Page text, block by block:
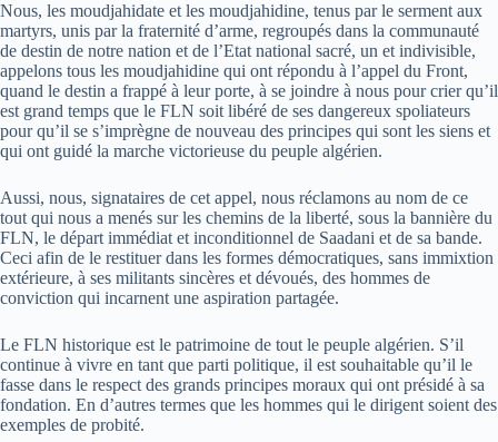
Nous, les moudjahidate et les moudjahidine, tenus par le serment aux
martyrs, unis par la fraternité d’arme, regroupés dans la communauté
de destin de notre nation et de l’Etat national sacré, un et indivisible,
appelons tous les moudjahidine qui ont répondu à l’appel du Front,
quand le destin a frappé à leur porte, à se joindre à nous pour crier qu’il
est grand temps que le FLN soit libéré de ses dangereux spoliateurs
pour qu’il se s’imprègne de nouveau des principes qui sont les siens et
qui ont guidé la marche victorieuse du peuple algérien.
Aussi, nous, signataires de cet appel, nous réclamons au nom de ce
tout qui nous a menés sur les chemins de la liberté, sous la bannière du
FLN, le départ immédiat et inconditionnel de Saadani et de sa bande.
Ceci afin de le restituer dans les formes démocratiques, sans immixtion
extérieure, à ses militants sincères et dévoués, des hommes de
conviction qui incarnent une aspiration partagée.
Le FLN historique est le patrimoine de tout le peuple algérien. S’il
continue à vivre en tant que parti politique, il est souhaitable qu’il le
fasse dans le respect des grands principes moraux qui ont présidé à sa
fondation. En d’autres termes que les hommes qui le dirigent soient des
exemples de probité.